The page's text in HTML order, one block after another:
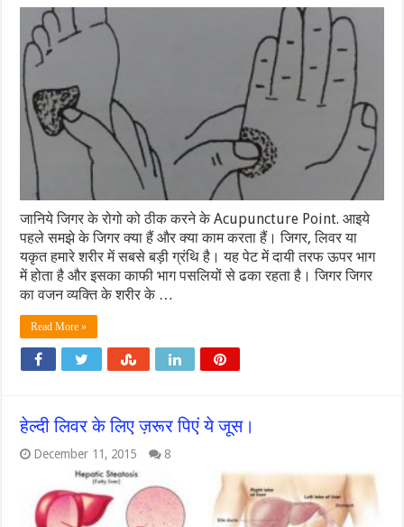
जानिये जिगर के रोगो को ठीक करने के Acupuncture Point. आइये
पहले समझे के जिगर क्या हैं और क्या काम करता हैं। जिगर, लिवर या
यकृत हमारे शरीर में सबसे बड़ी ग्रंथि है। यह पेट में दायी तरफ ऊपर भाग
में होता है और इसका काफी भाग पसलियों से ढका रहता है। जिगर जिगर
का वजन व्यक्ति के शरीर के …
Read More »
हेल्दी लिवर के लिए ज़रूर पिएं ये जूस।
December 11, 2015 8